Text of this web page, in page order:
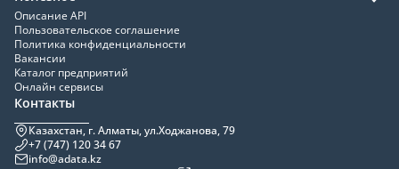
Описание API
Пользовательское соглашение
Политика конфиденциальности
Вакансии
Каталог предприятий
Онлайн сервисы
Контакты
Казахстан, г. Алматы, ул.Ходжанова, 79
+7 (747) 120 34 67
info@adata.kz